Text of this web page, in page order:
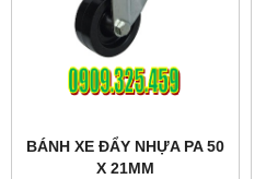
BÁNH XE ĐẨY NHỰA PA 50
X 21MM